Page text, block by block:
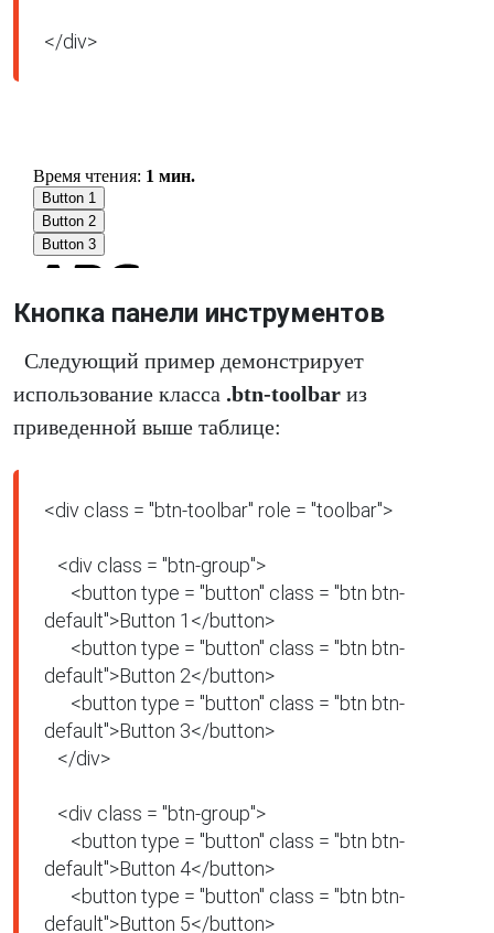
</div>
Кнопка панели инструментов
Следующий пример демонстрирует
использование класса .btn-toolbar из
приведенной выше таблице:
<div class = "btn-toolbar" role = "toolbar">
default">Button 1</button>
default">Button 2</button>
default">Button 3</button>
default">Button 4</button>
default">Button 5</button>